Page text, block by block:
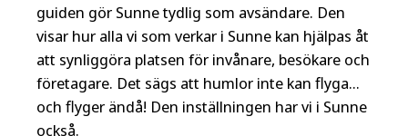
guiden gör Sunne tydlig som avsändare. Den
visar hur alla vi som verkar i Sunne kan hjälpas åt
att synliggöra platsen för invånare, besökare och
företagare. Det sägs att humlor inte kan flyga...
och flyger ändå! Den inställningen har vi i Sunne
också.